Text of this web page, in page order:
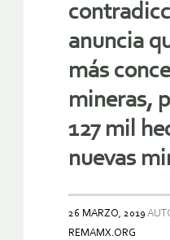
anuncia
más
mineras,
127 mil
nuevas
26 MARZO, 2019
REMAMX.ORG